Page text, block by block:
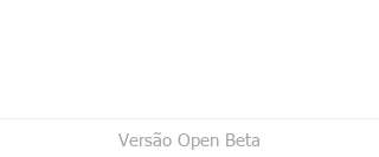
Versão Open Beta